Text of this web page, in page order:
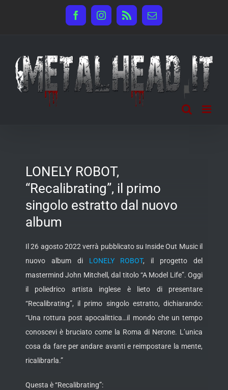
FacebookInstagram
Rss Email
LONELY ROBOT,
“Recalibrating”, il primo
singolo estratto dal nuovo
album
Il 26 agosto 2022 verrà pubblicato su Inside Out Music il
nuovo album di LONELY ROBOT, il progetto del
mastermind John Mitchell, dal titolo “A Model Life”. Oggi
il poliedrico artista inglese è lieto di presentare
“Recalibrating”, il primo singolo estratto, dichiarando:
“Una rottura post apocalittica…il mondo che un tempo
conoscevi è bruciato come la Roma di Nerone. L’unica
cosa da fare per andare avanti e reimpostare la mente,
ricalibrarla.”
Questa è “Recalibrating”: